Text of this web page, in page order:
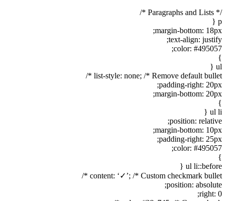
/* Paragraphs and Lists */
p {
margin-bottom: 18px;
text-align: justify;
color: #495057;
}
ul {
list-style: none; /* Remove default bullet */
padding-right: 20px;
margin-bottom: 20px;
}
ul li {
position: relative;
margin-bottom: 10px;
padding-right: 25px;
color: #495057;
}
ul li::before {
content: ‘✓’; /* Custom checkmark bullet */
position: absolute;
right: 0;